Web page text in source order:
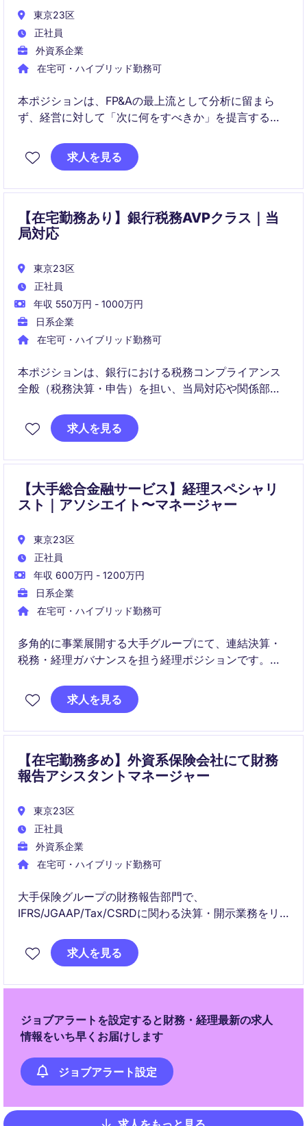
東京23区
正社員
外資系企業
在宅可・ハイブリッド勤務可
本ポジションは、FP&Aの最上流として分析に留まら
ず、経営に対して「次に何をすべきか」を提言する戦
通貫でつなぎ、中期経営・資本配分・M&Aの意思決定
に直接関与します。
求人を見る
【在宅勤務あり】銀行税務AVPクラス｜当
局対応
東京23区
正社員
年収 550万円 - 1000万円
日系企業
在宅可・ハイブリッド勤務可
本ポジションは、銀行における税務コンプライアンス
全般（税務決算・申告）を担い、当局対応や関係部署
のサポートを通じて、組織全体の最適化に貢献しま
す。
求人を見る
【大手総合金融サービス】経理スペシャリ
スト｜アソシエイト〜マネージャー
東京23区
正社員
年収 600万円 - 1200万円
日系企業
在宅可・ハイブリッド勤務可
多角的に事業展開する大手グループにて、連結決算・
税務・経理ガバナンスを担う経理ポジションです。
ご経験に応じて、決算実務からM&A支援、経理プロセ
ス改革まで幅広く関与いただきます。
求人を見る
【在宅勤務多め】外資系保険会社にて財務
報告アシスタントマネージャー
東京23区
正社員
外資系企業
在宅可・ハイブリッド勤務可
大手保険グループの財務報告部門で、
IFRS/JGAAP/Tax/CSRDに関わる決算・開示業務をリ
本社および経営層と連携しながら、財務の健全性と企
求人を見る
ジョブアラートを設定すると財務・経理最新の求人
情報をいち早くお届けします
ジョブアラート設定